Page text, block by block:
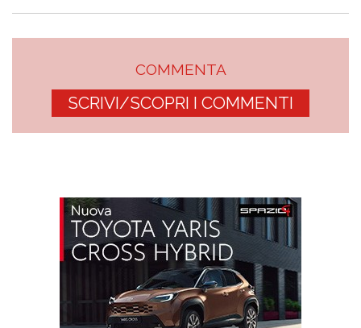
COMMENTA
SCRIVI/SCOPRI I COMMENTI